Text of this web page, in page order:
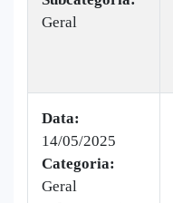
Geral
Data:
14/05/2025
Categoria:
Geral